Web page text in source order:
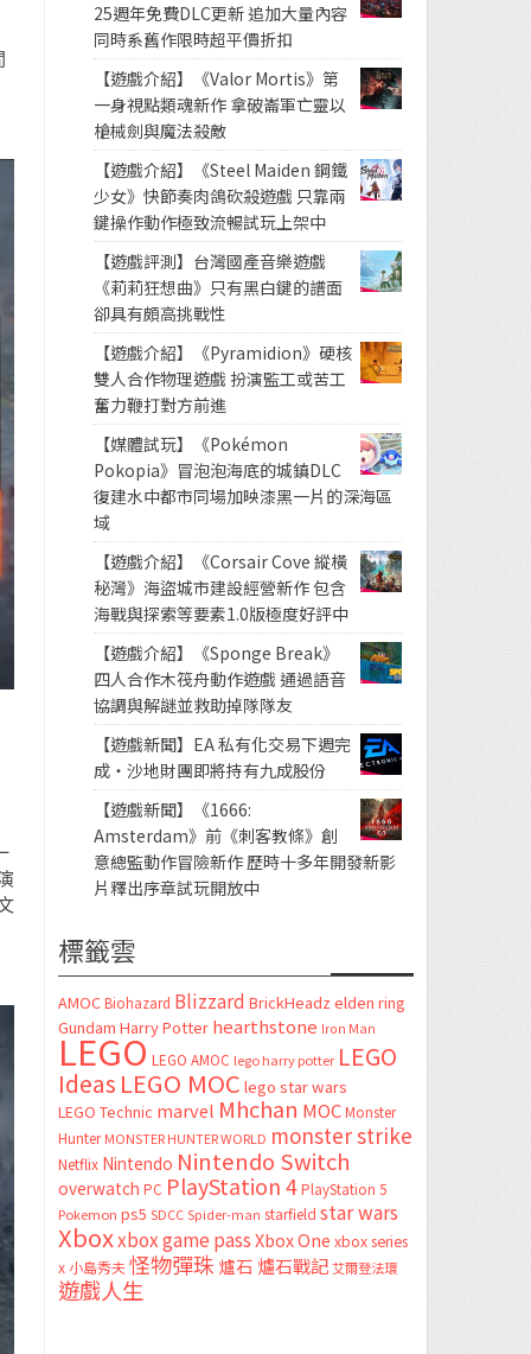
25週年免費DLC更新 追加大量內容
同時系舊作限時超平價折扣
【遊戲介紹】《Valor Mortis》第
一身視點類魂新作 拿破崙軍亡靈以
槍械劍與魔法殺敵
【遊戲介紹】《Steel Maiden 鋼鐵
少女》快節奏肉鴿砍殺遊戲 只靠兩
鍵操作動作極致流暢試玩上架中
【遊戲評測】台灣國產音樂遊戲
《莉莉狂想曲》只有黑白鍵的譜面
卻具有頗高挑戰性
【遊戲介紹】《Pyramidion》硬核
雙人合作物理遊戲 扮演監工或苦工
奮力鞭打對方前進
【媒體試玩】《Pokémon
Pokopia》冒泡泡海底的城鎮DLC
復建水中都市同場加映漆黑一片的深海區
域
【遊戲介紹】《Corsair Cove 縱橫
秘灣》海盜城市建設經營新作 包含
海戰與探索等要素1.0版極度好評中
【遊戲介紹】《Sponge Break》
四人合作木筏舟動作遊戲 通過語音
協調與解謎並救助掉隊隊友
【遊戲新聞】EA 私有化交易下週完
成・沙地財團即將持有九成股份
【遊戲新聞】《1666:
Amsterdam》前《刺客教條》創
意總監動作冒險新作 歷時十多年開發新影
片釋出序章試玩開放中
標籤雲
AMOC Biohazard Blizzard BrickHeadz elden ring
Gundam Harry Potter hearthstone Iron Man
LEGO LEGO AMOC lego harry potter LEGO
Ideas LEGO MOC lego star wars
LEGO Technic marvel Mhchan MOC Monster
Hunter MONSTER HUNTER WORLD monster strike
Netflix Nintendo Nintendo Switch
overwatch PC PlayStation 4 PlayStation 5
Pokemon ps5 SDCC Spider-man starfield star wars
Xboxxbox game passXbox One xbox series
x 小島秀夫怪物彈珠 爐石 爐石戰記艾爾登法環
遊戲人生